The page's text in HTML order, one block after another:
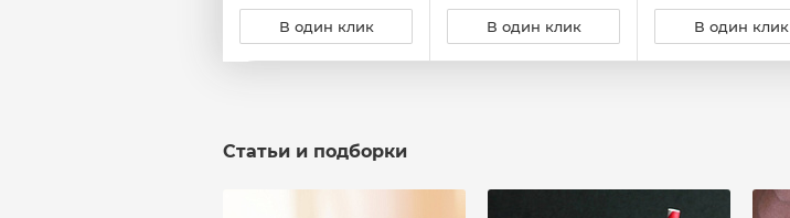
В один клик В один клик В один клик
Статьи и подборки